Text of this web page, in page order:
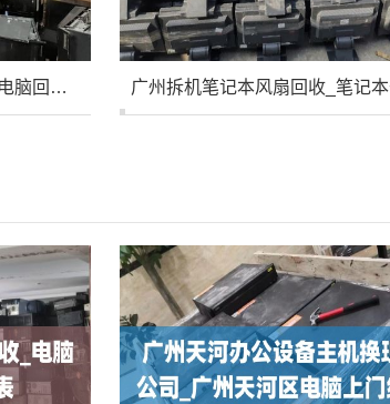
广州惠普电脑高价回收_惠普电脑回收官方网站